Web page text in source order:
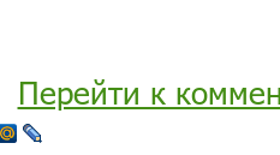
Перейти к